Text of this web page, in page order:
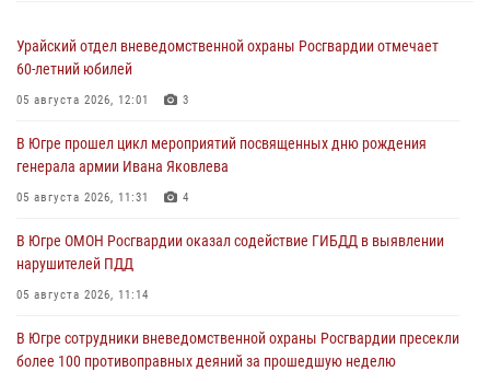
Урайский отдел вневедомственной охраны Росгвардии отмечает
60-летний юбилей
05 августа 2026, 12:01 3
В Югре прошел цикл мероприятий посвященных дню рождения
генерала армии Ивана Яковлева
05 августа 2026, 11:31 4
В Югре ОМОН Росгвардии оказал содействие ГИБДД в выявлении
нарушителей ПДД
05 августа 2026, 11:14
В Югре сотрудники вневедомственной охраны Росгвардии пресекли
более 100 противоправных деяний за прошедшую неделю